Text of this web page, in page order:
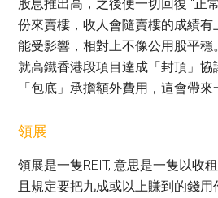
股息推出高，之後便一切回復 “正
份來賣樓，收人會隨賣樓的成績
能受影響，相對上不像公用股平
就高鐵香港段項目達成「封頂」
「包底」承擔額外費用，這會帶來
領展
領展是一隻REIT, 意思是一隻以收
且規定要把九成或以上賺到的錢